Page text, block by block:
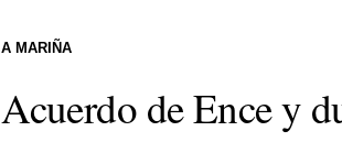
Acuerdo de Ence y
A MARIÑA